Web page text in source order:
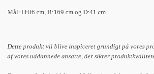
Mål: H:86 cm, B:169 cm og D:41 cm.
Dette produkt vil blive inspiceret grundigt på vores
af vores uddannede ansatte, der sikrer